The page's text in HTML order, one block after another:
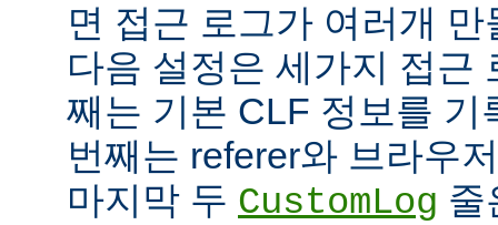
면 접근 로그가 여러개
다음 설정은 세가지 접근
째는 기본 CLF 정보를 기
번째는 referer와 브라우
마지막 두 CustomLog 줄